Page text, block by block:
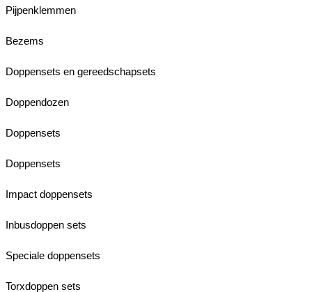
Pijpenklemmen
Bezems
Doppensets en gereedschapsets
Doppendozen
Doppensets
Doppensets
Impact doppensets
Inbusdoppen sets
Speciale doppensets
Torxdoppen sets